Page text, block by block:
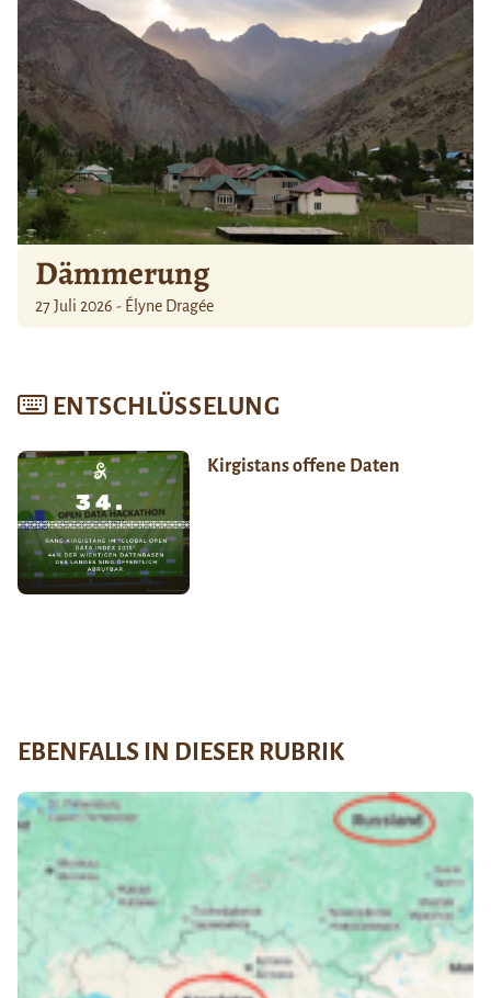
Dämmerung
27 Juli 2026 - Élyne Dragée
ENTSCHLÜSSELUNG
Kirgistans offene Daten
EBENFALLS IN DIESER RUBRIK